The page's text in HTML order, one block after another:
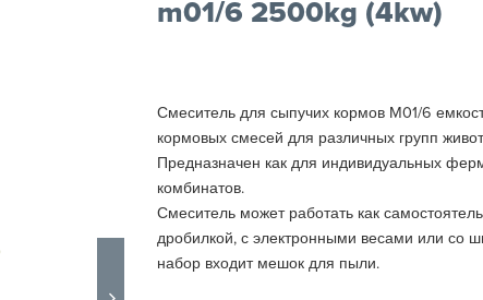
m01/6 2500kg (4kw)
Смеситель для сыпучих кормов M01/6
кормовых смесей для различных групп
Предназначен как для индивидуальных
комбинатов.
Смеситель может работать как
дробилкой, с электронными весами или со
набор входит мешок для пыли.